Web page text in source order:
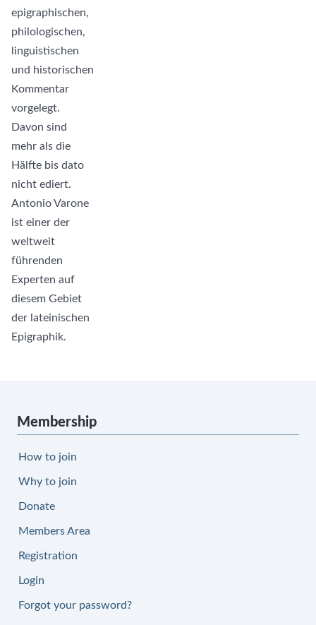
epigraphischen,
philologischen,
linguistischen
und historischen
Kommentar
vorgelegt.
Davon sind
mehr als die
Hälfte bis dato
nicht ediert.
Antonio Varone
ist einer der
weltweit
führenden
Experten auf
diesem Gebiet
der lateinischen
Epigraphik.
Membership
How to join
Why to join
Donate
Members Area
Registration
Login
Forgot your password?